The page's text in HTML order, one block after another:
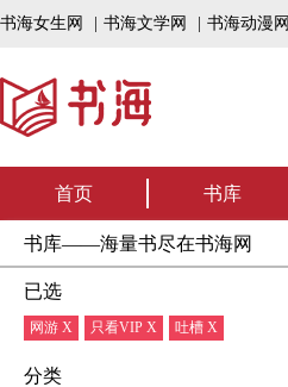
书海女生网 书海文学网 书海动漫网
首页 书库
书库——海量书尽在书海网
已选
网游 X 只看VIP X 吐槽 X
分类